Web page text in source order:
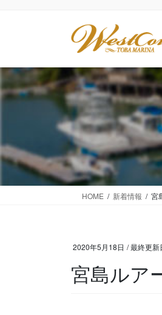
ツ
に
移
シ
ョ
ン
HOME 新着情報 宮
2020年5月18日 / 最終更新
宮島ルア